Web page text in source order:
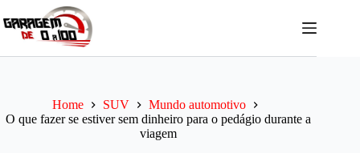
para
Home SUV
Mundo automotivo
O que fazer se estiver sem dinheiro para o pedágio durante a
viagem